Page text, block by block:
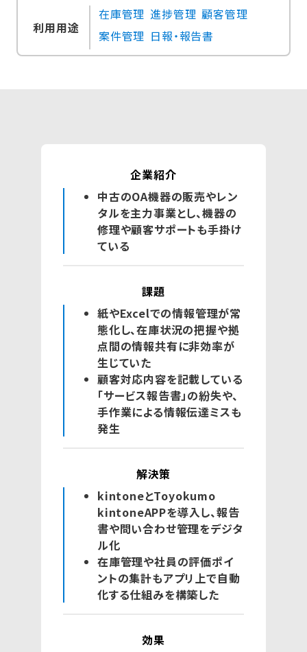
利用用途
在庫管理 進捗管理 顧客管理
案件管理 日報・報告書
企業紹介
中古のOA機器の販売やレン
タルを主力事業とし、機器の
修理や顧客サポートも手掛け
ている
課題
紙やExcelでの情報管理が常
態化し、在庫状況の把握や拠
点間の情報共有に非効率が
生じていた
顧客対応内容を記載している
「サービス報告書」の紛失や、
手作業による情報伝達ミスも
発生
解決策
kintoneとToyokumo
kintoneAPPを導入し、報告
書や問い合わせ管理をデジタ
ル化
在庫管理や社員の評価ポイ
ントの集計もアプリ上で自動
化する仕組みを構築した
効果